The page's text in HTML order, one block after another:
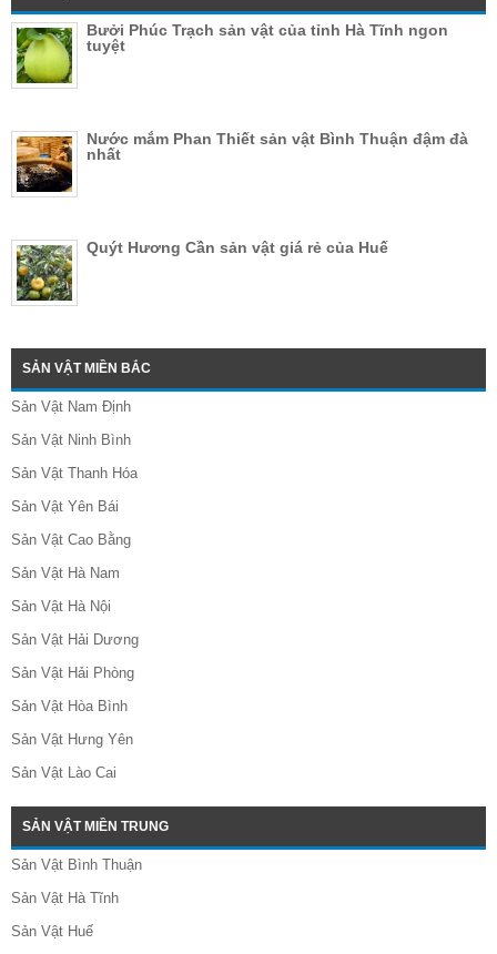
Bưởi Phúc Trạch sản vật của tỉnh Hà Tĩnh ngon
tuyệt
Nước mắm Phan Thiết sản vật Bình Thuận đậm đà
nhất
Quýt Hương Cần sản vật giá rẻ của Huế
SẢN VẬT MIỀN BẮC
Sản Vật Nam Định
Sản Vật Ninh Bình
Sản Vật Thanh Hóa
Sản Vật Yên Bái
Sản Vật Cao Bằng
Sản Vật Hà Nam
Sản Vật Hà Nội
Sản Vật Hải Dương
Sản Vật Hải Phòng
Sản Vật Hòa Bình
Sản Vật Hưng Yên
Sản Vật Lào Cai
SẢN VẬT MIỀN TRUNG
Sản Vật Bình Thuận
Sản Vật Hà Tĩnh
Sản Vật Huế